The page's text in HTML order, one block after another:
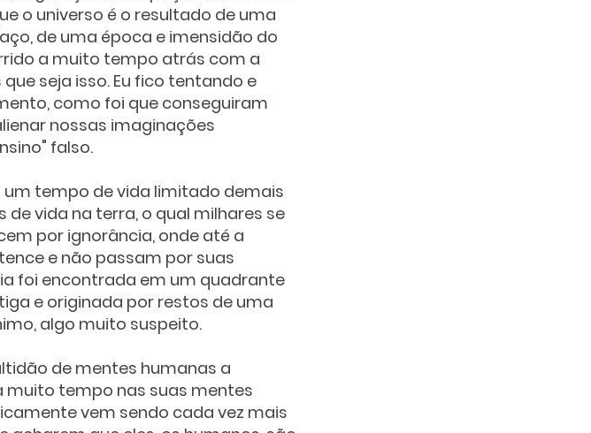
o universo é o resultado de uma
de uma época e imensidão do
a muito tempo atrás com a
seja isso. Eu fico tentando e
como foi que conseguiram
nossas imaginações
falso.
tempo de vida limitado demais
vida na terra, o qual milhares se
por ignorância, onde até a
e não passam por suas
foi encontrada em um quadrante
e originada por restos de uma
algo muito suspeito.
de mentes humanas a
muito tempo nas suas mentes
vem sendo cada vez mais